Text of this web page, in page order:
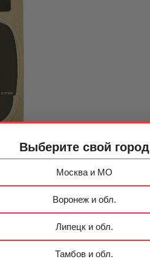
Выберите свой город
Москва и МО
Воронеж и обл.
Липецк и обл.
Тамбов и обл.